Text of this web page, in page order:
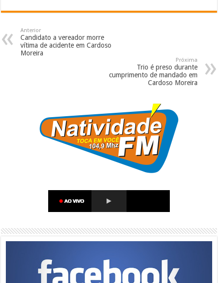
Anterior
Candidato a vereador morre
vítima de acidente em Cardoso
Moreira
Próxima
Trio é preso durante
cumprimento de mandado em
Cardoso Moreira